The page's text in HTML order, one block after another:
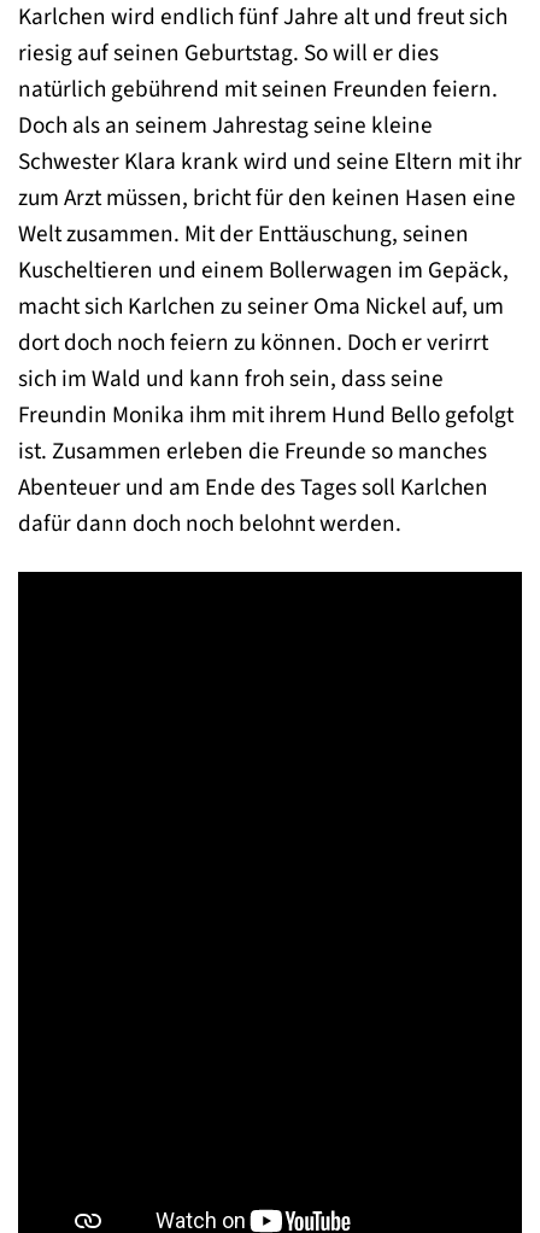
Karlchen wird endlich fünf Jahre alt und freut sich
riesig auf seinen Geburtstag. So will er dies
natürlich gebührend mit seinen Freunden feiern.
Doch als an seinem Jahrestag seine kleine
Schwester Klara krank wird und seine Eltern mit ihr
zum Arzt müssen, bricht für den keinen Hasen eine
Welt zusammen. Mit der Enttäuschung, seinen
Kuscheltieren und einem Bollerwagen im Gepäck,
macht sich Karlchen zu seiner Oma Nickel auf, um
dort doch noch feiern zu können. Doch er verirrt
sich im Wald und kann froh sein, dass seine
Freundin Monika ihm mit ihrem Hund Bello gefolgt
ist. Zusammen erleben die Freunde so manches
Abenteuer und am Ende des Tages soll Karlchen
dafür dann doch noch belohnt werden.